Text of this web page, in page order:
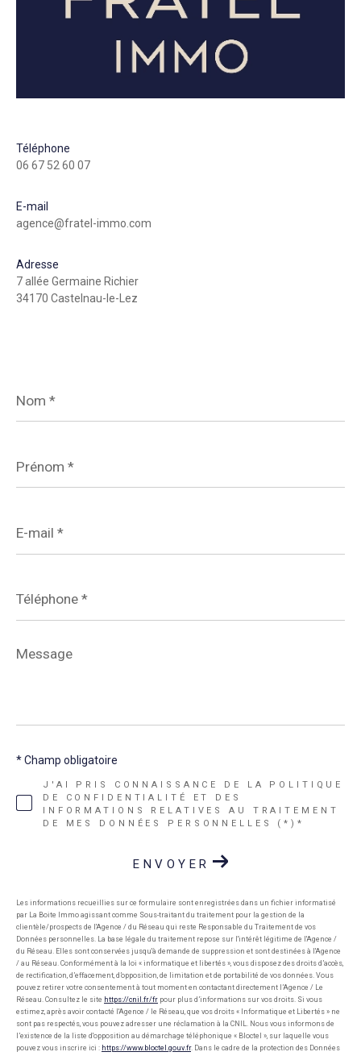
Téléphone
06 67 52 60 07
E-mail
agence@fratel-immo.com
Adresse
7 allée Germaine Richier
34170 Castelnau-le-Lez
*
*
mail
*
*
Message
*
J'AI PRIS CONNAISSANCE DE LA POLITIQUE
DE CONFIDENTIALITÉ ET DES
INFORMATIONS RELATIVES AU TRAITEMENT
DE MES DONNÉES PERSONNELLES (*)*
* Champ obligatoire
ENVOYER
Les informations recueillies sur ce formulaire sont enregistrées dans un fichier informatisé
par La Boite Immo agissant comme Sous-traitant du traitement pour la gestion de la
clientèle/prospects de l'Agence / du Réseau qui reste Responsable du Traitement de vos
Données personnelles. La base légale du traitement repose sur l'intérêt légitime de l'Agence /
du Réseau. Elles sont conservées jusqu'à demande de suppression et sont destinées à l'Agence
/ au Réseau. Conformément à la loi « informatique et libertés », vous disposez des droits d’accès,
de rectification, d’effacement, d’opposition, de limitation et de portabilité de vos données. Vous
pouvez retirer votre consentement à tout moment en contactant directement l’Agence / Le
Réseau. Consultez le site https://cnil.fr/fr pour plus d’informations sur vos droits. Si vous
estimez, après avoir contacté l'Agence / le Réseau, que vos droits « Informatique et Libertés » ne
sont pas respectés, vous pouvez adresser une réclamation à la CNIL. Nous vous informons de
l’existence de la liste d'opposition au démarchage téléphonique « Bloctel », sur laquelle vous
pouvez vous inscrire ici : https://www.bloctel.gouv.fr. Dans le cadre de la protection des Données